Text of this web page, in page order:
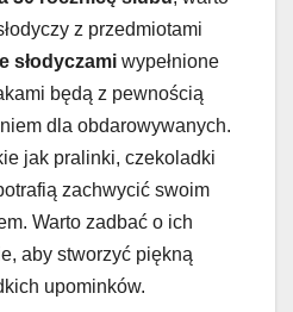
z przedmiotami
słodyczami wypełnione
będą z pewnością
dla obdarowywanych.
jak pralinki, czekoladki
zachwycić swoim
Warto zadbać o ich
aby stworzyć piękną
upominków.